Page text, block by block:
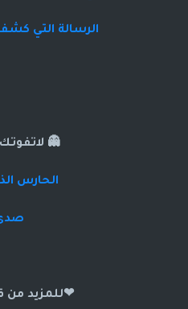
الرسالة التي كشفت
👻
الحارس
❤للمزيد